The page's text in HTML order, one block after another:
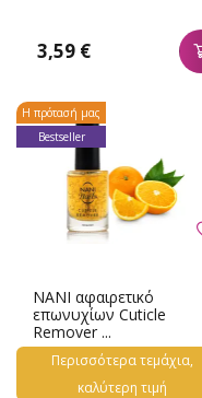
3,59 €
NANI αφαιρετικό
επωνυχίων Cuticle
Remover ...
Περισσότερα τεμάχια,
καλύτερη τιμή
Η πρότασή μας
Bestseller